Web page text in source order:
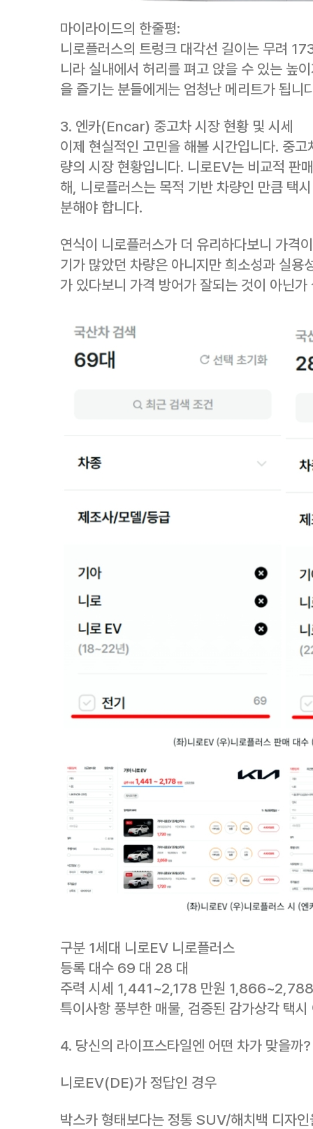
마이라이드의 한줄평:
니로플러스의 트렁크 대각선 길이는 무려
니라 실내에서 허리를 펴고 앉을 수 있는 높
을 즐기는 분들에게는 엄청난 메리트가 됩니
3. 엔카(Encar) 중고차 시장 현황 및 시세
이제 현실적인 고민을 해볼 시간입니다. 중
량의 시장 현황입니다. 니로EV는 비교적 판
해, 니로플러스는 목적 기반 차량인 만큼 택
분해야 합니다.
연식이 니로플러스가 더 유리하다보니 가격
기가 많았던 차량은 아니지만 희소성과 실용
가 있다보니 가격 방어가 잘되는 것이 아닌가
구분 1세대 니로EV 니로플러스
등록 대수 69 대 28 대
주력 시세 1,441~2,178 만원
특이사항 풍부한 매물, 검증된 감가상각 택
4. 당신의 라이프스타일엔 어떤 차가 맞을까?
니로EV(DE)가 정답인 경우
박스카 형태보다는 정통 SUV/해치백 디자